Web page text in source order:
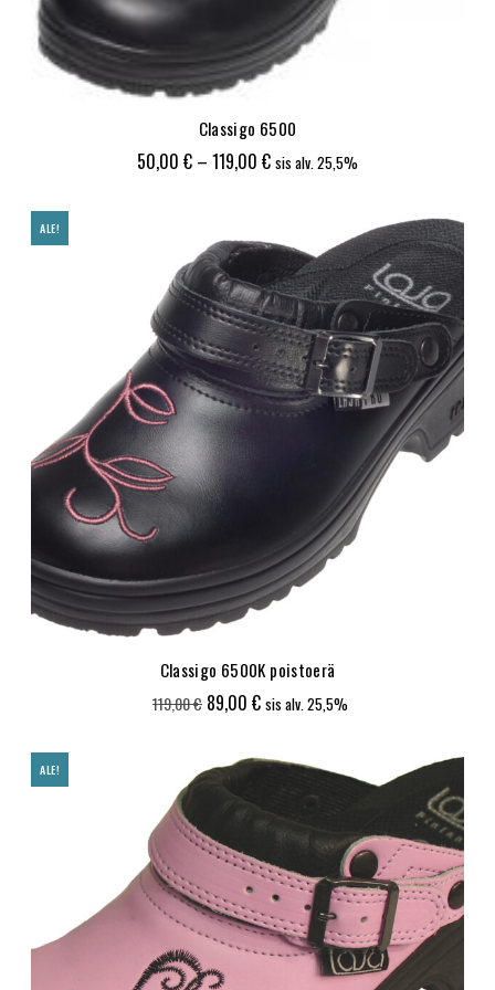
Classigo 6500
50,00 € – 119,00 €Hintaluokka:
119,00 €
sis alv. 25,5%
ALE!
Classigo 6500K poistoerä
119,00€ Alkuperäinen
oli:
119,00 €.
89,00 €Nykyinen
on:
89,00 €.
sis alv. 25,5%
ALE!